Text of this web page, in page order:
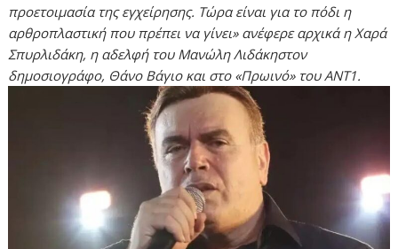
προετοιμασία της εγχείρησης. Τώρα είναι για το πόδι η
αρθροπλαστική που πρέπει να γίνει» ανέφερε αρχικά η Χαρά
Σπυρλιδάκη, η αδελφή του Μανώλη Λιδάκηστον
δημοσιογράφο, Θάνο Βάγιο και στο «Πρωινό» του ΑΝΤ1.